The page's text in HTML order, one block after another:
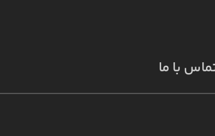
با ما